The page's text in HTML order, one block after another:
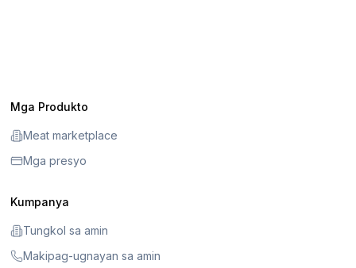
Mga Produkto
Meat marketplace
Mga presyo
Kumpanya
Tungkol sa amin
Makipag-ugnayan sa amin